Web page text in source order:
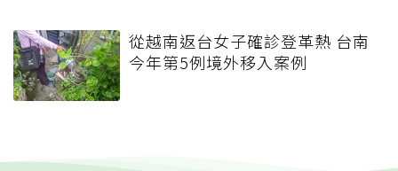
從越南返台女子確診登革熱 台南
今年第5例境外移入案例